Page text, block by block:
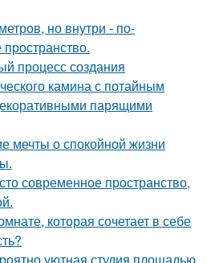
но внутри - по-
процесс создания
камина с потайным
парящими
мечты о спокойной жизни
современное пространство,
которая сочетает в себе